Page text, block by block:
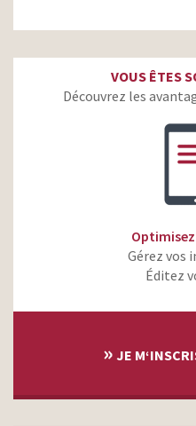
VOUS ÊTES
Découvrez les
Gérez vos
Éditez
» JE